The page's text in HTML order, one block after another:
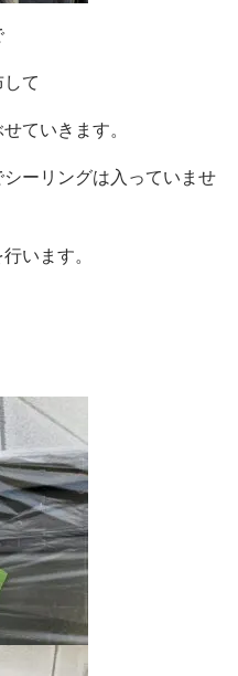
て
ていきます。
ーリングは入っていませ
います。